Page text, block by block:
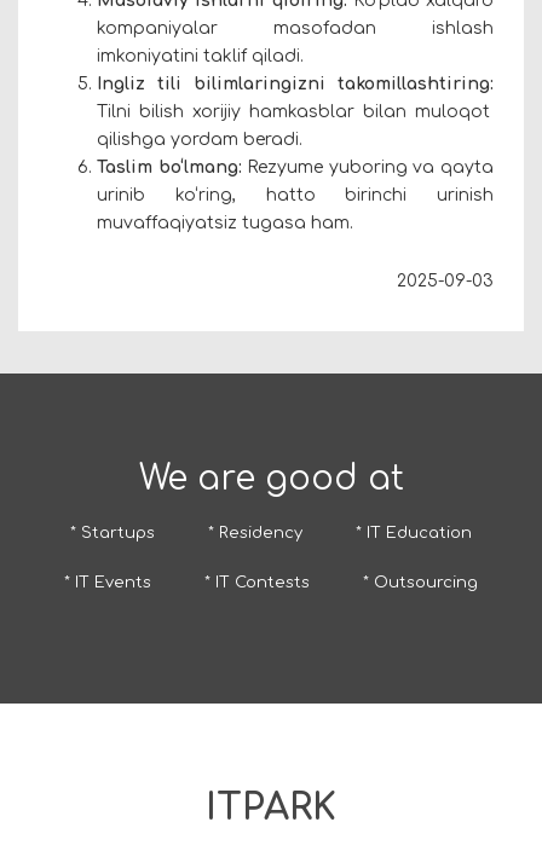
kompaniyalar masofadan ishlash
imkoniyatini taklif qiladi.
Ingliz tili bilimlaringizni takomillashtiring:
Tilni bilish xorijiy hamkasblar bilan muloqot
qilishga yordam beradi.
Taslim bo‘lmang: Rezyume yuboring va qayta
urinib ko‘ring, hatto birinchi urinish
muvaffaqiyatsiz tugasa ham.
2025-09-03
We are good at
* Startups * Residency * IT Education
* IT Events * IT Contests * Outsourcing
ITPARK